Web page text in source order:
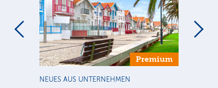
Premium
NEUES AUS UNTERNEHMEN